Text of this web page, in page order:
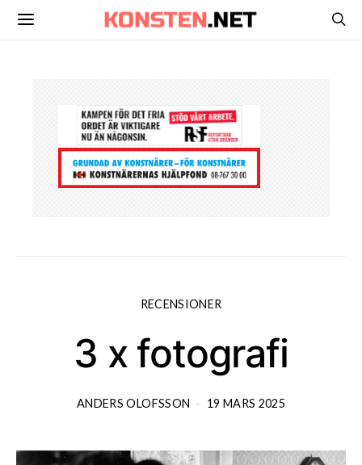
RECENSIONER
3 x fotografi
ANDERS OLOFSSON 19 MARS 2025